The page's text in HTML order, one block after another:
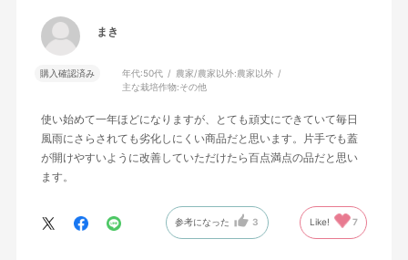
まき
購入確認済み 年代:50代 農家/農家以外:農家以外
主な栽培作物:その他
使い始めて一年ほどになりますが、とても頑丈にできていて毎日
風雨にさらされても劣化しにくい商品だと思います。片手でも蓋
が開けやすいように改善していただけたら百点満点の品だと思い
ます。
参考になった 3 Like! 7